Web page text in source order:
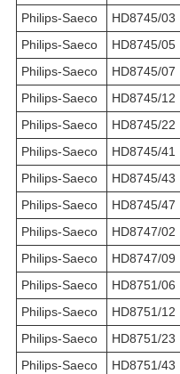
Philips-Saeco HD8745/03
Philips-Saeco
HD8745/05
Philips-Saeco
HD8745/07
Philips-Saeco
HD8745/12
Philips-Saeco
HD8745/22
Philips-Saeco
HD8745/41
Philips-Saeco
HD8745/43
Philips-Saeco
HD8745/47
Philips-Saeco
HD8747/02
Philips-Saeco
HD8747/09
Philips-Saeco
HD8751/06
Philips-Saeco
HD8751/12
Philips-Saeco
HD8751/23
Philips-Saeco
HD8751/43